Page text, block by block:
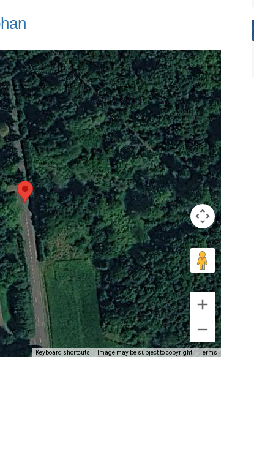
Keyboard shortcuts Image may be subject to copyright Terms